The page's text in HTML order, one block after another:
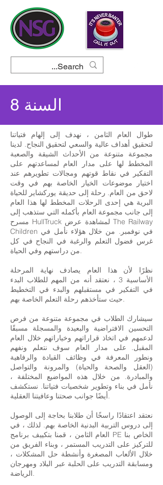
السنة 8
طوال العام الثامن ، نهدف إلى إلهام فتياتنا
لتحقيق أهداف عالية والسعي لتحقيق النجاح. لدينا
مجموعة متنوعة من الأحداث الشيقة والصعبة
المخطط لها على مدار العام لمساعدتهم على
التفكير في نقاط قوتهم ومجالات تطويرهم عند
اختيار موضوعات الخيار الخاصة بهم في وقت
لاحق من العام. رحلة إلى حديقة يوركشاير للحياة
البرية هي إحدى الرحلات المخطط لها هذا العام
إلى جانب مجموعة العام بأكمله التي ستذهب إلى
مسرح HullTruck لمشاهدة عرض The Railway
Children في نوفمبر. من خلال هؤلاء نأمل في
غرس فضول التعلم والرغبة في النجاح في كل
من دراستهم وفي الحياة.
نظرًا لأن هذا العام يصادف نهاية المرحلة
الأساسية 3 ، نعتقد أنه من المهم للطلاب البدء
في التفكير في مستقبلهم والبدء في التخطيط
حيث ستأخذهم رحلة التعلم الخاصة بهم.
سيشارك الطلاب في مجموعة متنوعة من فرص
التحسين الافتراضية والبعيدة والمسجلة مسبقًا
لدعمهم في اتخاذ قراراتهم وخياراتهم خلال العام
المقبل. على مدار العام سوف نتعلم ونفهم
ونطور المعرفة في وظائف القيادة والرفاهية
(العقل والصحة والحياة) والمرونة والتواصل
والمبادرة. من خلال هذه المواضيع المختلفة ،
نأمل في بناء وتطوير شخصيات فتياتنا. نستكشف
أيضًا جوانب صحتنا وعافيتنا العقلية.
نعتقد اعتقادًا راسخًا أن طلابنا بحاجة إلى الوصول
إلى دروس التربية البدنية الخاصة بهم. لذلك ، في
العام الثامن ، قمنا بتكييف برنامج PE الخاص بنا
للتركيز على التدريب المستمر ، وبناء الفريق من
خلال الألعاب المصغرة وأنشطة حل المشكلات ،
ومسابقة التدريب على الحلبة عبر البلاد ومهرجان
الرياضة.